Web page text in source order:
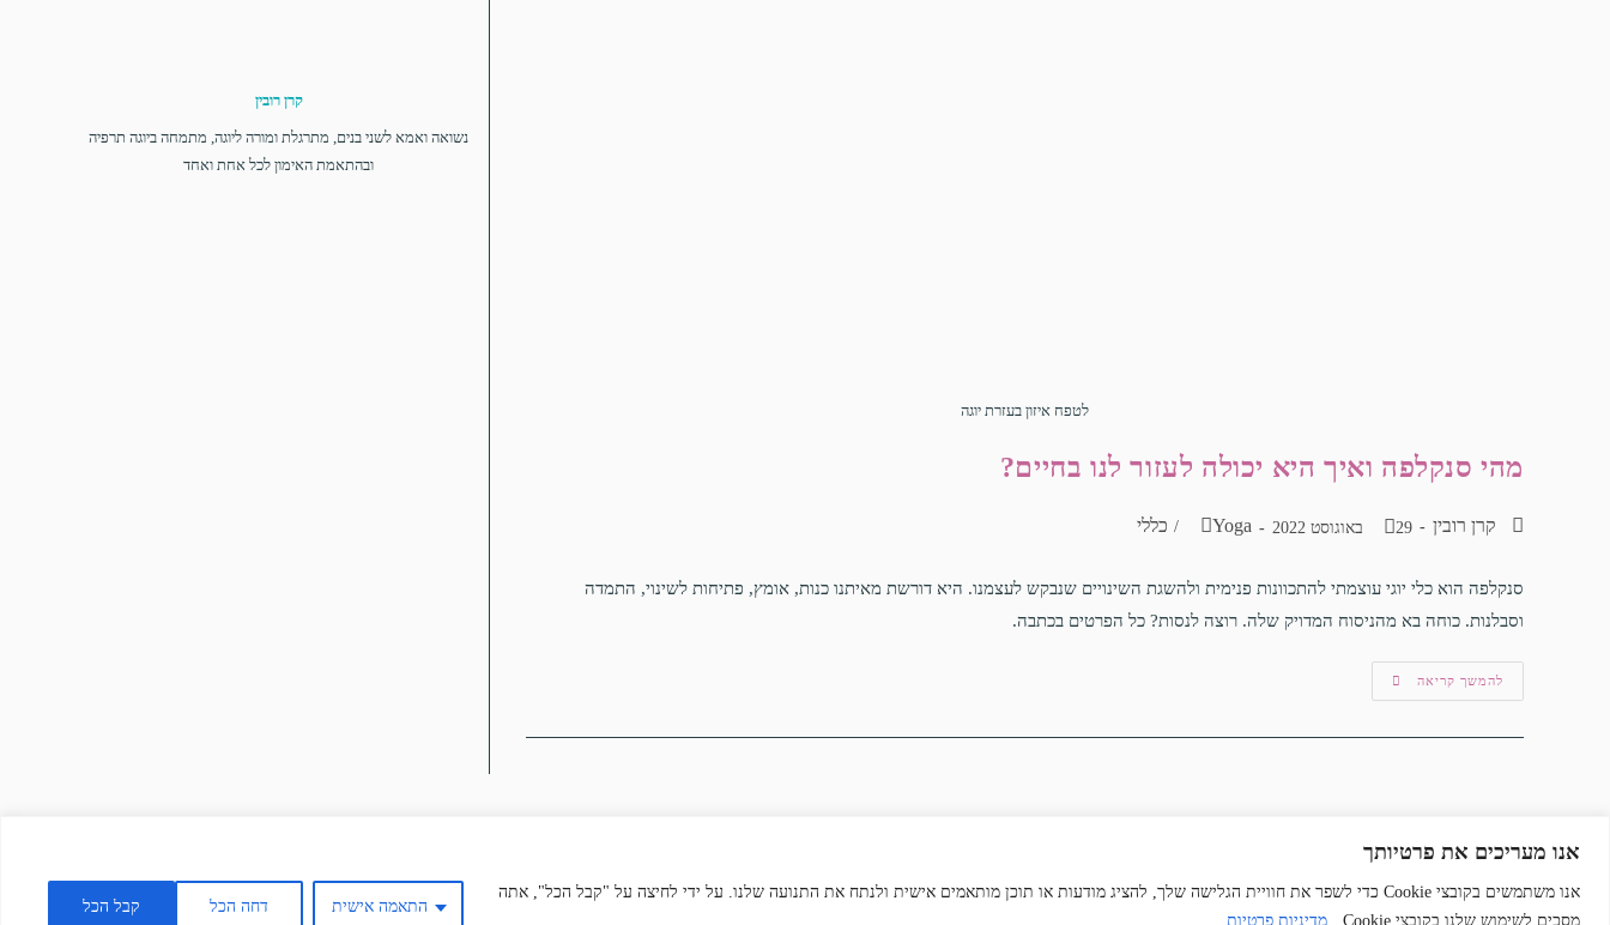
אנו מעריכים את פרטיותך
אנו משתמשים בקובצי Cookie כדי לשפר את חוויית הגלישה שלך, להציג מודעות או תוכן מותאמים אישית ולנתח את התנועה שלנו. על ידי לחיצה על "קבל הכל", אתה
מסכים לשימוש שלנו בקובצי Cookie.
מדיניות פרטיות
התאמה אישית דחה הכל קבל הכל
לטפח איזון בעזרת יוגה
מהי סנקלפה ואיך היא יכולה לעזור לנו בחיים?
קרן רובין 29 באוגוסט 2022 Yoga
/ כללי
סנקלפה הוא כלי יוגי עוצמתי להתכוונות פנימית ולהשגת השינויים שנבקש לעצמנו. היא דורשת מאיתנו כנות, אומץ, פתיחות לשינוי, התמדה
וסבלנות. כוחה בא מהניסוח המדויק שלה. רוצה לנסות? כל הפרטים בכתבה.
להמשך קריאה
קרן רובין
נשואה ואמא לשני בנים, מתרגלת ומורה ליוגה, מתמחה ביוגה תרפיה
ובהתאמת האימון לכל אחת ואחד
Copyright © 2025 | "קרן רובין" | כל הזכויות שמורות | בניית אתרים: Digital Brain
| "הצהרת נגישות" | " מדיניות פרטיות "